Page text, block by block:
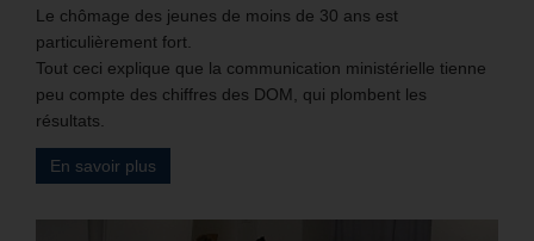
Le chômage des jeunes de moins de 30 ans est
particulièrement fort.
Tout ceci explique que la communication ministérielle tienne
peu compte des chiffres des DOM, qui plombent les
résultats.
En savoir plus